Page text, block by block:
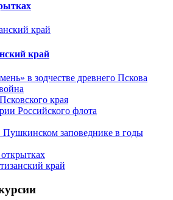
край
в зодчестве древнего Пскова
края
Российского флота
заповеднике в годы
край